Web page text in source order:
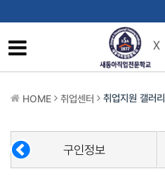
HOME 취업센터 취업지원 갤러리
구인정보